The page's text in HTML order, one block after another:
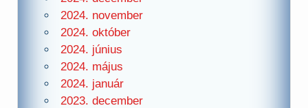
2024. november
2024. október
2024. június
2024. május
2024. január
2023. december